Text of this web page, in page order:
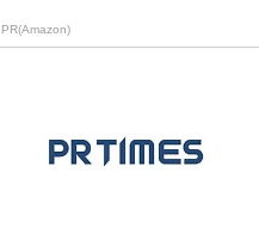
PR(Amazon)